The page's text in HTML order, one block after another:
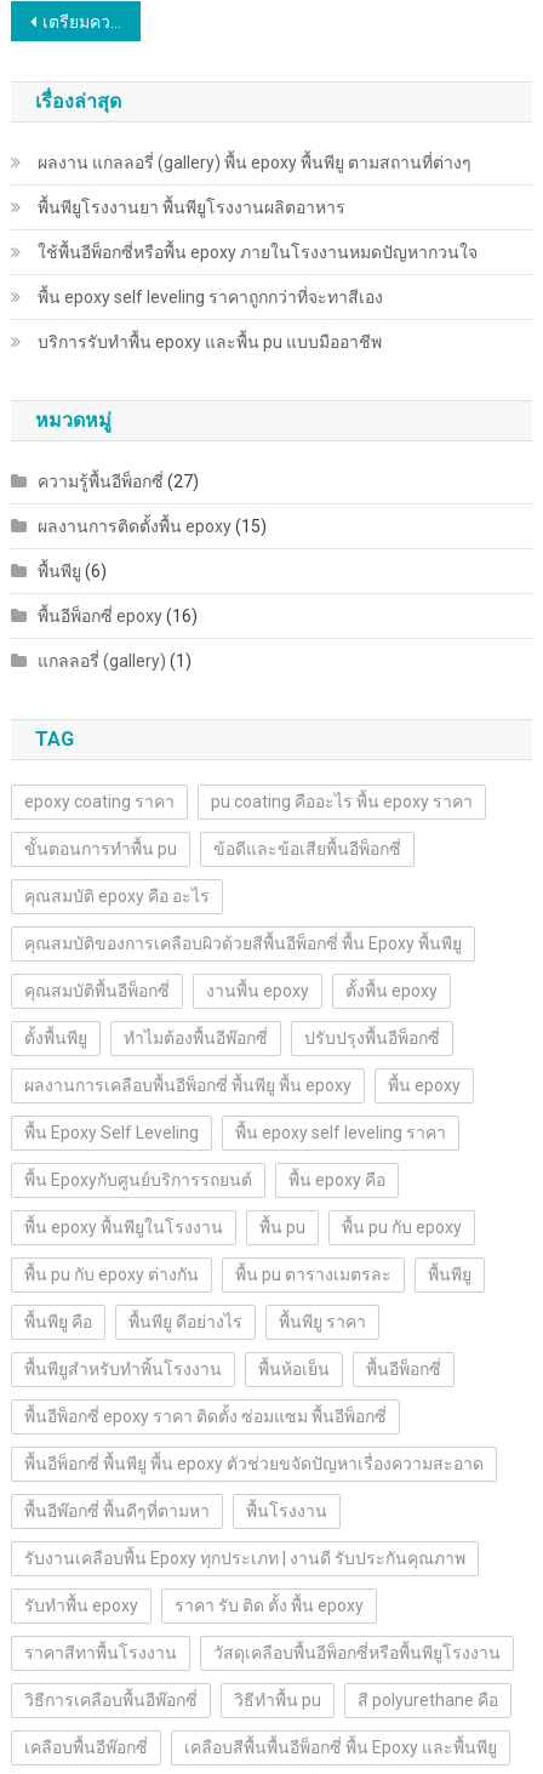
แนะแนว
เรื่อง
เตรียมความรู้และสถานที่ก่อนเคลือบสีพื้นพียู พื้นอีพ็อกซี่ พื้น Epoxy
เรื่องล่าสุด
ผลงาน แกลลอรี่ (gallery) พื้น epoxy พื้นพียู ตามสถานที่ต่างๆ
พื้นพียู​โรงงานยา พื้นพียู​โรงงานผลิตอาหาร
ใช้พื้นอีพ็อกซี่หรือพื้น epoxy ภายในโรงงานหมดปัญหากวนใจ
พื้น epoxy self leveling ราคาถูกกว่าที่จะทาสีเอง
บริการรับทำพื้น epoxy และพื้น pu แบบมืออาชีพ
หมวดหมู่
ความรู้พื้นอีพ็อกซี่ (27)
ผลงานการติดตั้งพื้น epoxy(15)
พื้นพียู (6)
พื้นอีพ็อกซี่ epoxy(16)
แกลลอรี่ (gallery) (1)
TAG
epoxy coating ราคา pu coating คืออะไร พื้น epoxy ราคา
ขั้นตอนการทำพื้น pu ข้อดีและข้อเสียพื้นอีพ็อกซี่
คุณสมบัติ epoxy คือ อะไร
คุณสมบัติของการเคลือบผิวด้วยสีพื้นอีพ็อกซี่ พื้น Epoxy พื้นพียู
คุณสมบัติพื้นอีพ็อกซี่ งานพื้น epoxy ตั้งพื้น epoxy
ตั้งพื้นพียู ทำไมต้องพื้นอีพ๊อกซี่ ปรับปรุงพื้นอีพ็อกซี่
ผลงานการเคลือบพื้นอีพ็อกซี่ พื้นพียู พื้น epoxy พื้น epoxy
พื้น Epoxy Self Leveling พื้น epoxy self leveling ราคา
พื้น Epoxyกับศูนย์บริการรถยนต์ พื้น epoxy คือ
พื้น epoxy พื้นพียูในโรงงาน พื้น pu พื้น pu กับ epoxy
พื้น pu กับ epoxy ต่างกัน พื้น pu ตารางเมตรละ พื้นพียู
พื้นพียู คือ พื้นพียู ดีอย่างไร พื้นพียู ราคา
พื้นพียูสำหรับทำพิ้นโรงงาน พื้นห้อเย็น พื้นอีพ็อกซี่
พื้นอีพ็อกซี่ epoxy ราคา ติดตั้ง ซ่อมแซม พื้นอีพ็อกซี่
พื้นอีพ็อกซี่ พื้นพียู พื้น epoxy ตัวช่วยขจัดปัญหาเรื่องความสะอาด
พื้นอีพ๊อกซี่ พื้นดีๆที่ตามหา พื้นโรงงาน
รับงานเคลือบพื้น Epoxy ทุกประเภท | งานดี รับประกันคุณภาพ
รับทำพื้น epoxy ราคา รับ ติด ตั้ง พื้น epoxy
ราคาสีทาพื้นโรงงาน วัสดุเคลือบพื้นอีพ็อกซี่หรือพื้นพียูโรงงาน
วิธีการเคลือบพื้นอีพ๊อกซี่ วิธีทำพื้น pu สี polyurethane คือ
เคลือบพื้นอีพ๊อกซี่ เคลือบสีพื้นพื้นอีพ็อกซี่ พื้น Epoxy และพื้นพียู